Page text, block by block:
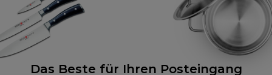
Das Beste für Ihren Posteingang